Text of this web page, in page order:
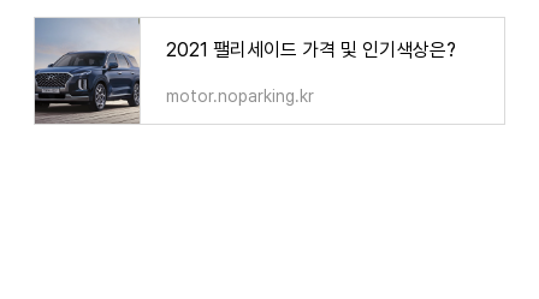
2021 팰리세이드 가격 및 인기색상은?
motor.noparking.kr